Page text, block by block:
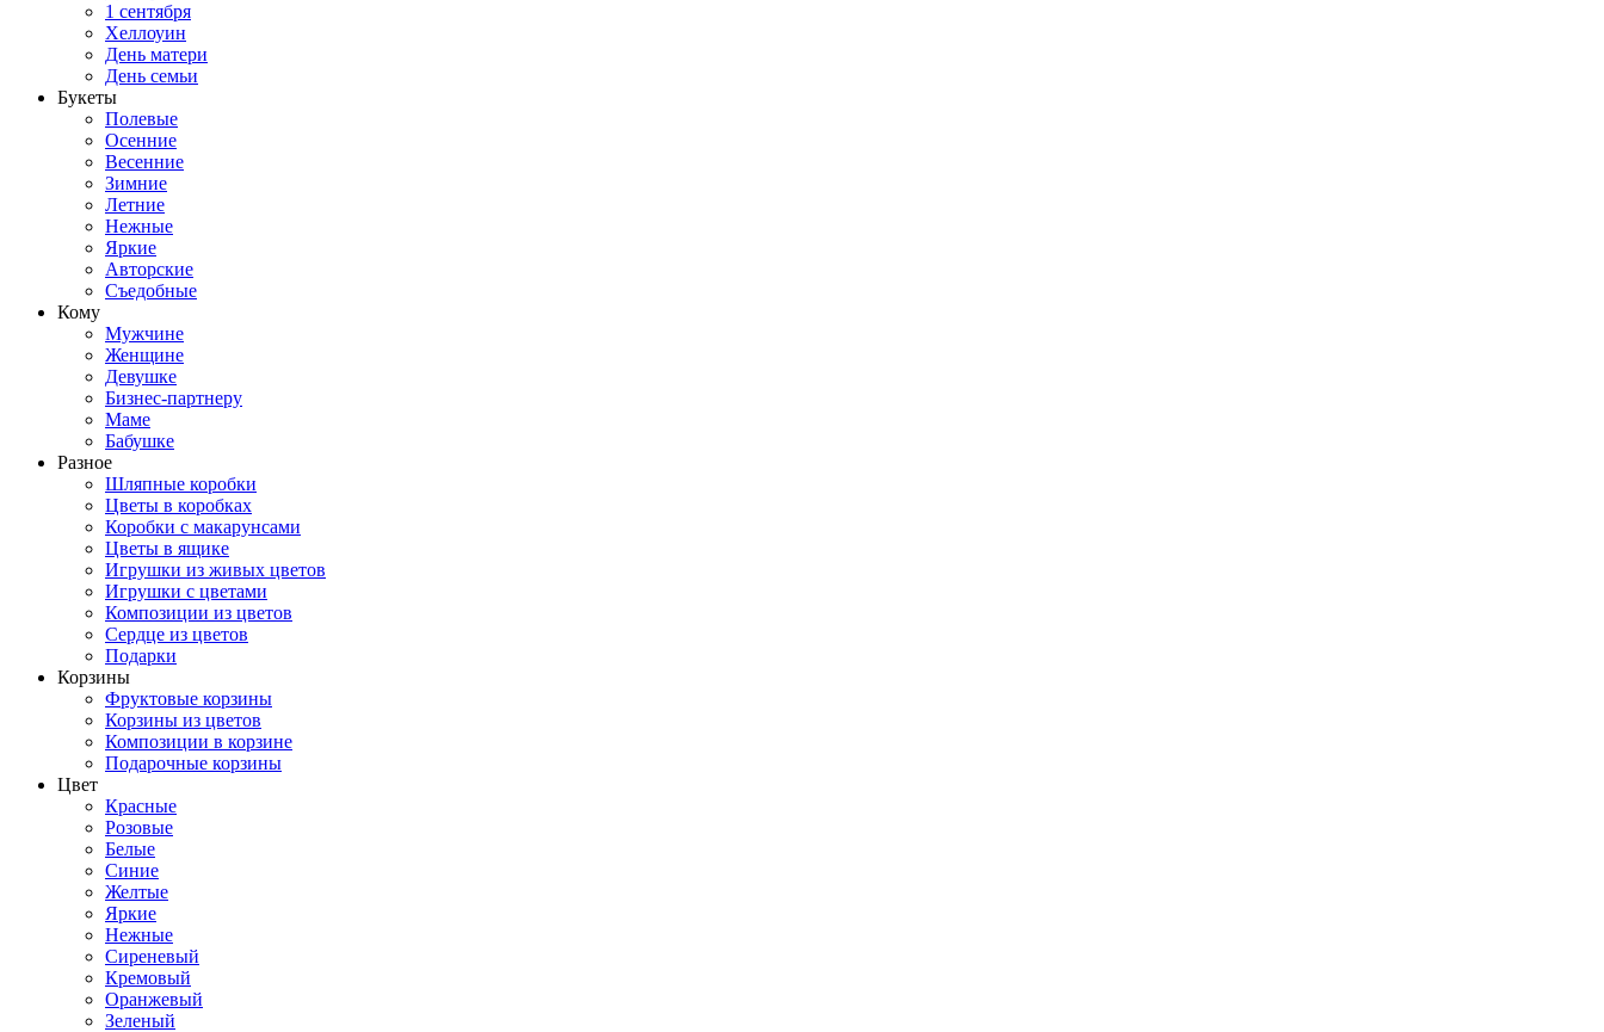
1 сентября
Хеллоуин
День матери
День семьи
Букеты
Полевые
Осенние
Весенние
Зимние
Летние
Нежные
Яркие
Авторские
Съедобные
Кому
Мужчине
Женщине
Девушке
Бизнес-партнеру
Маме
Бабушке
Разное
Шляпные коробки
Цветы в коробках
Коробки с макарунсами
Цветы в ящике
Игрушки из живых цветов
Игрушки с цветами
Композиции из цветов
Сердце из цветов
Подарки
Корзины
Фруктовые корзины
Корзины из цветов
Композиции в корзине
Подарочные корзины
Цвет
Красные
Розовые
Белые
Синие
Желтые
Яркие
Нежные
Сиреневый
Кремовый
Оранжевый
Зеленый